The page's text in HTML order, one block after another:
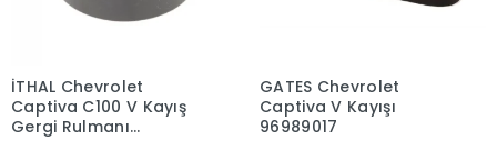
İTHAL Chevrolet
Captiva C100 V Kayış
Gergi Rulmanı
GATES Chevrolet
Captiva V Kayışı
96989017